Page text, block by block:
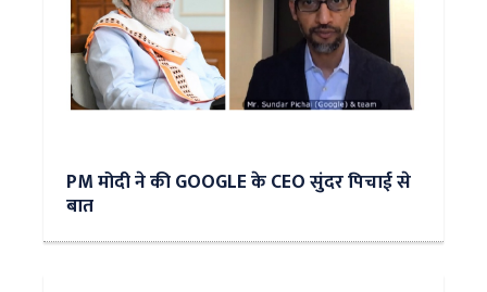
PM मोदी ने की GOOGLE के CEO सुंदर पिचाई से
बात